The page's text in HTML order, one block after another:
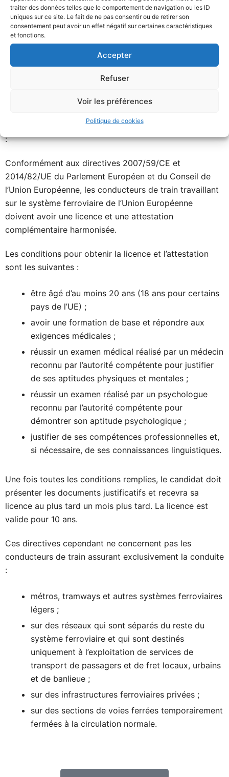
traiter des données telles que le comportement de navigation ou les ID
uniques sur ce site. Le fait de ne pas consentir ou de retirer son
consentement peut avoir un effet négatif sur certaines caractéristiques
et fonctions.
Accepter
Refuser
Voir les préférences
Politique de cookies
ministère des transports est responsable de l’examen
psychotechnique des conducteurs de chemin de fer.
Cet examen évalue les aptitudes cognitives et
psychomotrices du conducteur, ainsi que sa réactivité,
son comportement et ses capacités dans des situations
conducteurs de train assurant exclusivement la conduite
:
Conformément aux directives 2007/59/CE et
2014/82/UE du Parlement Européen et du Conseil de
l’Union Européenne, les conducteurs de train travaillant
sur le système ferroviaire de l’Union Européenne
doivent avoir une licence et une attestation
complémentaire harmonisée.
Les conditions pour obtenir la licence et l’attestation
sont les suivantes :
être âgé d’au moins 20 ans (18 ans pour certains
pays de l’UE) ;
avoir une formation de base et répondre aux
exigences médicales ;
réussir un examen médical réalisé par un médecin
reconnu par l’autorité compétente pour justifier
de ses aptitudes physiques et mentales ;
réussir un examen réalisé par un psychologue
reconnu par l’autorité compétente pour
démontrer son aptitude psychologique ;
justifier de ses compétences professionnelles et,
si nécessaire, de ses connaissances linguistiques.
Une fois toutes les conditions remplies, le candidat doit
présenter les documents justificatifs et recevra sa
licence au plus tard un mois plus tard. La licence est
valide pour 10 ans.
Ces directives cependant ne concernent pas les
conducteurs de train assurant exclusivement la conduite
:
métros, tramways et autres systèmes ferroviaires
légers ;
sur des réseaux qui sont séparés du reste du
système ferroviaire et qui sont destinés
uniquement à l’exploitation de services de
transport de passagers et de fret locaux, urbains
et de banlieue ;
sur des infrastructures ferroviaires privées ;
sur des sections de voies ferrées temporairement
fermées à la circulation normale.